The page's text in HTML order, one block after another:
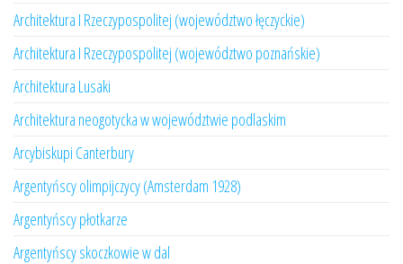
Architektura I Rzeczypospolitej (województwo łęczyckie)
Architektura I Rzeczypospolitej (województwo poznańskie)
Architektura Lusaki
Architektura neogotycka w województwie podlaskim
Arcybiskupi Canterbury
Argentyńscy olimpijczycy (Amsterdam 1928)
Argentyńscy płotkarze
Argentyńscy skoczkowie w dal